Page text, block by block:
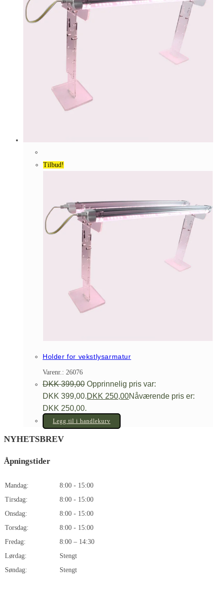
Tilbud!
Holder for vekstlysarmatur
Varenr.: 26076
DKK399,00 Opprinnelig pris var:
DKK 399,00.DKK 250,00Nåværende pris er:
DKK 250,00.
Legg til i handlekurv
NYHETSBREV
Åpningstider
Mandag:
8:00 - 15:00
Tirsdag:
8:00 - 15:00
Onsdag:
8:00 - 15:00
Torsdag:
8:00 - 15:00
Fredag:
8:00 – 14:30
Lørdag:
Stengt
Søndag:
Stengt